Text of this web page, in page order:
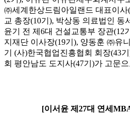
㈜세계한상드림아일랜드 대표이
교 총장(10기), 박상동 의료법인 동
윤기 전 제6대 건설교통부 장관(12
지재단 이사장(19기), 양동훈 ㈜유
기 (사)한국협업진흥협회 회장(43
회 평안남도 도지사(47기)가 고문
[이서윤 제27대 연세